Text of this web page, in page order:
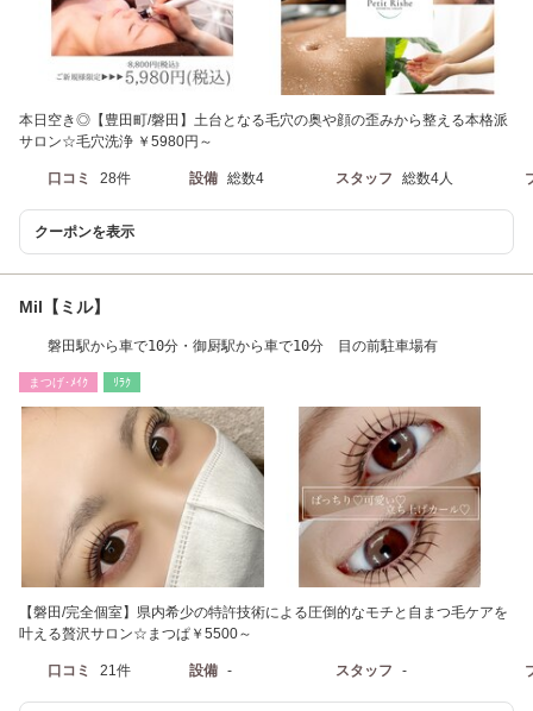
本日空き◎【豊田町/磐田】土台となる毛穴の奥や顔の歪みから整える本格派
サロン☆毛穴洗浄 ￥5980円～
口コミ 28件 設備 総数4 スタッフ 総数4人
クーポンを表示
Mil【ミル】
磐田駅から車で10分・御厨駅から車で10分 目の前駐車場有
まつげ･ﾒｲｸ ﾘﾗｸ
【磐田/完全個室】県内希少の特許技術による圧倒的なモチと自まつ毛ケアを
叶える贅沢サロン☆まつぱ￥5500～
口コミ 21件 設備 - スタッフ -